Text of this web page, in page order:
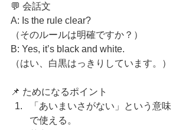
💬 会話文
A: Is the rule clear?
（そのルールは明確ですか？）
B: Yes, it’s black and white.
（はい、白黒はっきりしています。）
📌 ためになるポイント
「あいまいさがない」という意味
で使える。